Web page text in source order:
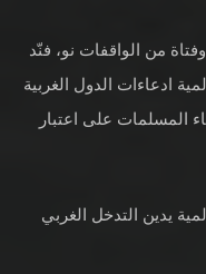
أكثر من 1700 امرأة وفتاة من الواقفات نو، فنّد
ادعاءات الدول الغربية
المسلمات على اعتبار
يدين التدخل الغربي